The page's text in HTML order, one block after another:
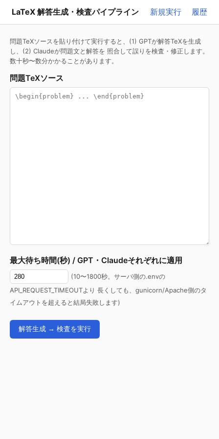
LaTeX 解答生成・検査パイプライン 新規実行 履歴
問題TeXソースを貼り付けて実行すると、(1) GPTが解答TeXを生成
し、(2) Claudeが問題文と解答を 照合して誤りを検査・修正します。
数十秒〜数分かかることがあります。
問題TeXソース
最大待ち時間(秒) / GPT・Claudeそれぞれに適用
(10〜1800秒。サーバ側の.envの
API_REQUEST_TIMEOUTより 長くしても、gunicorn/Apache側のタ
イムアウトを超えると結局失敗します)
解答生成 → 検査を実行